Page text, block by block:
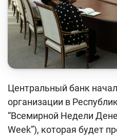
Проекты в СМИ
Учебные материалы
Интерактивные
Фотогалерея
О проекте
Поиск по сайту
Центральный банк
организации в
“Всемирной Недели
Week”), которая будет